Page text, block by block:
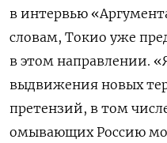
в интервью
словам, Токио уже
в этом направлении.
выдвижения новых
претензий, в том
омывающих Россию